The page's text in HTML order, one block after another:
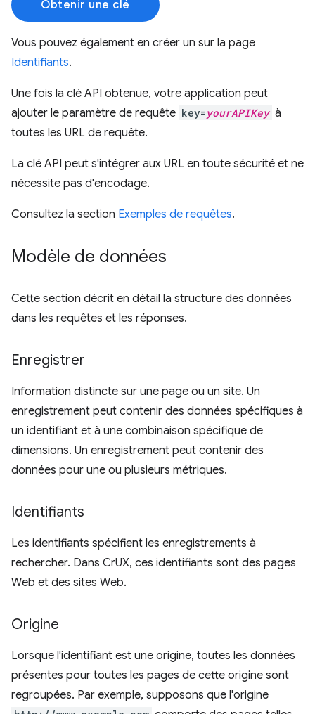
Obtenir une clé
Vous pouvez également en créer un sur la page
Identifiants.
Une fois la clé API obtenue, votre application peut
ajouter le paramètre de requête key=yourAPIKey à
toutes les URL de requête.
La clé API peut s'intégrer aux URL en toute sécurité et ne
nécessite pas d'encodage.
Consultez la section Exemples de requêtes.
Modèle de données
Cette section décrit en détail la structure des données
dans les requêtes et les réponses.
Enregistrer
Information distincte sur une page ou un site. Un
enregistrement peut contenir des données spécifiques à
un identifiant et à une combinaison spécifique de
dimensions. Un enregistrement peut contenir des
données pour une ou plusieurs métriques.
Identifiants
Les identifiants spécifient les enregistrements à
rechercher. Dans CrUX, ces identifiants sont des pages
Web et des sites Web.
Origine
Lorsque l'identifiant est une origine, toutes les données
présentes pour toutes les pages de cette origine sont
regroupées. Par exemple, supposons que l'origine